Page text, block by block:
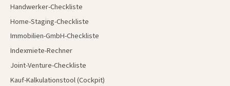
Handwerker-Checkliste
Home-Staging-Checkliste
Immobilien-GmbH-Checkliste
Indexmiete-Rechner
Joint-Venture-Checkliste
Kauf-Kalkulationstool (Cockpit)